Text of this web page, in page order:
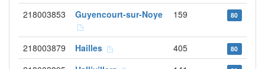
218003853 Guyencourt-sur-Noye 159 80
218003879 Hailles 405 80